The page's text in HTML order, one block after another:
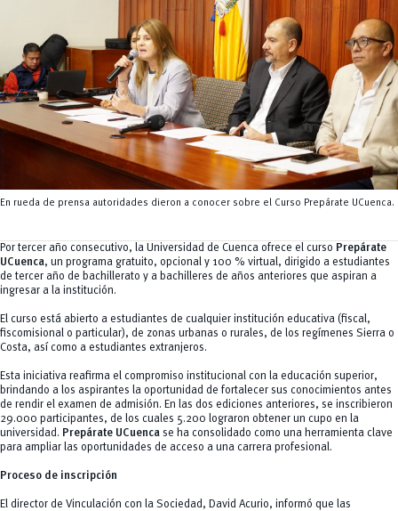
Radio Universitaria
Salud
Sostenibilidad
Vinculación
En rueda de prensa autoridades dieron a conocer sobre el Curso Prepárate UCuenca.
Por tercer año consecutivo, la Universidad de Cuenca ofrece el curso Prepárate
UCuenca, un programa gratuito, opcional y 100 % virtual, dirigido a estudiantes
de tercer año de bachillerato y a bachilleres de años anteriores que aspiran a
ingresar a la institución.
El curso está abierto a estudiantes de cualquier institución educativa (fiscal,
fiscomisional o particular), de zonas urbanas o rurales, de los regímenes Sierra o
Costa, así como a estudiantes extranjeros.
Esta iniciativa reafirma el compromiso institucional con la educación superior,
brindando a los aspirantes la oportunidad de fortalecer sus conocimientos antes
de rendir el examen de admisión. En las dos ediciones anteriores, se inscribieron
29.000 participantes, de los cuales 5.200 lograron obtener un cupo en la
universidad. Prepárate UCuenca se ha consolidado como una herramienta clave
para ampliar las oportunidades de acceso a una carrera profesional.
Proceso de inscripción
El director de Vinculación con la Sociedad, David Acurio, informó que las